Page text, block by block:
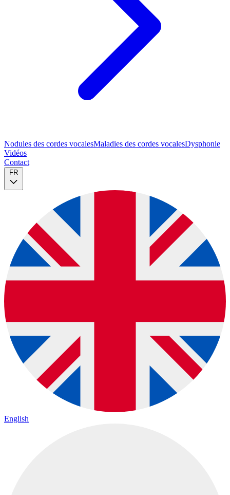
Nodules des cordes vocalesMaladies des cordes vocalesDysphonie
Vidéos
Contact
English